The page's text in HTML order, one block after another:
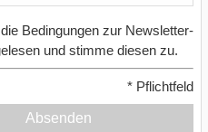
Bedingungen zur Newsletter-
und stimme diesen zu.
* Pflichtfeld
Absenden